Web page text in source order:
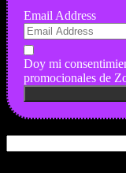
Email Address
Doy mi
promocionales de